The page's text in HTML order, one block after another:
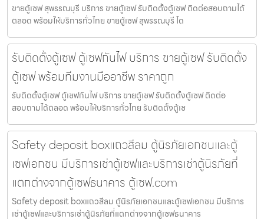
ขายตู้เซฟ สุพรรณบุรี บริการ ขายตู้เซฟ รับติดตั้งตู้เซฟ ติดต่อสอบถามได้
ตลอด พร้อมให้บริการทั่วไทย ขายตู้เซฟ สุพรรณบุรี โด
รับติดตั้งตู้เซฟ ตู้เซฟกันไฟ บริการ ขายตู้เซฟ รับติดตั้ง
ตู้เซฟ พร้อมทีมงานมืออาชีพ ราคาถูก
รับติดตั้งตู้เซฟ ตู้เซฟกันไฟ บริการ ขายตู้เซฟ รับติดตั้งตู้เซฟ ติดต่อ
สอบถามได้ตลอด พร้อมให้บริการทั่วไทย รับติดตั้งตู้เซ
Safety deposit boxแถวสีลม ตู้นิรภัยเอกชนและตู้
เซฟเอกชน มีบริการเช่าตู้เซฟและบริการเช่าตู้นิรภัยที่
แตกต่างจากตู้เซฟธนาคาร ตู้เซฟ.com
Safety deposit boxแถวสีลม ตู้นิรภัยเอกชนและตู้เซฟเอกชน มีบริการ
เช่าตู้เซฟและบริการเช่าตู้นิรภัยที่แตกต่างจากตู้เซฟธนาคาร